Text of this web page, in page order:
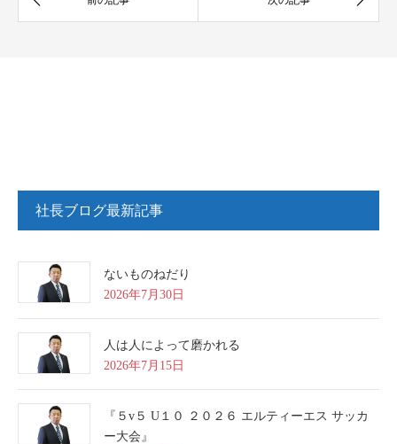
社長ブログ最新記事
ないものねだり
2026年7月30日
人は人によって磨かれる
2026年7月15日
『５v５ U１０ ２０２６ エルティーエス サッカ
ー大会』